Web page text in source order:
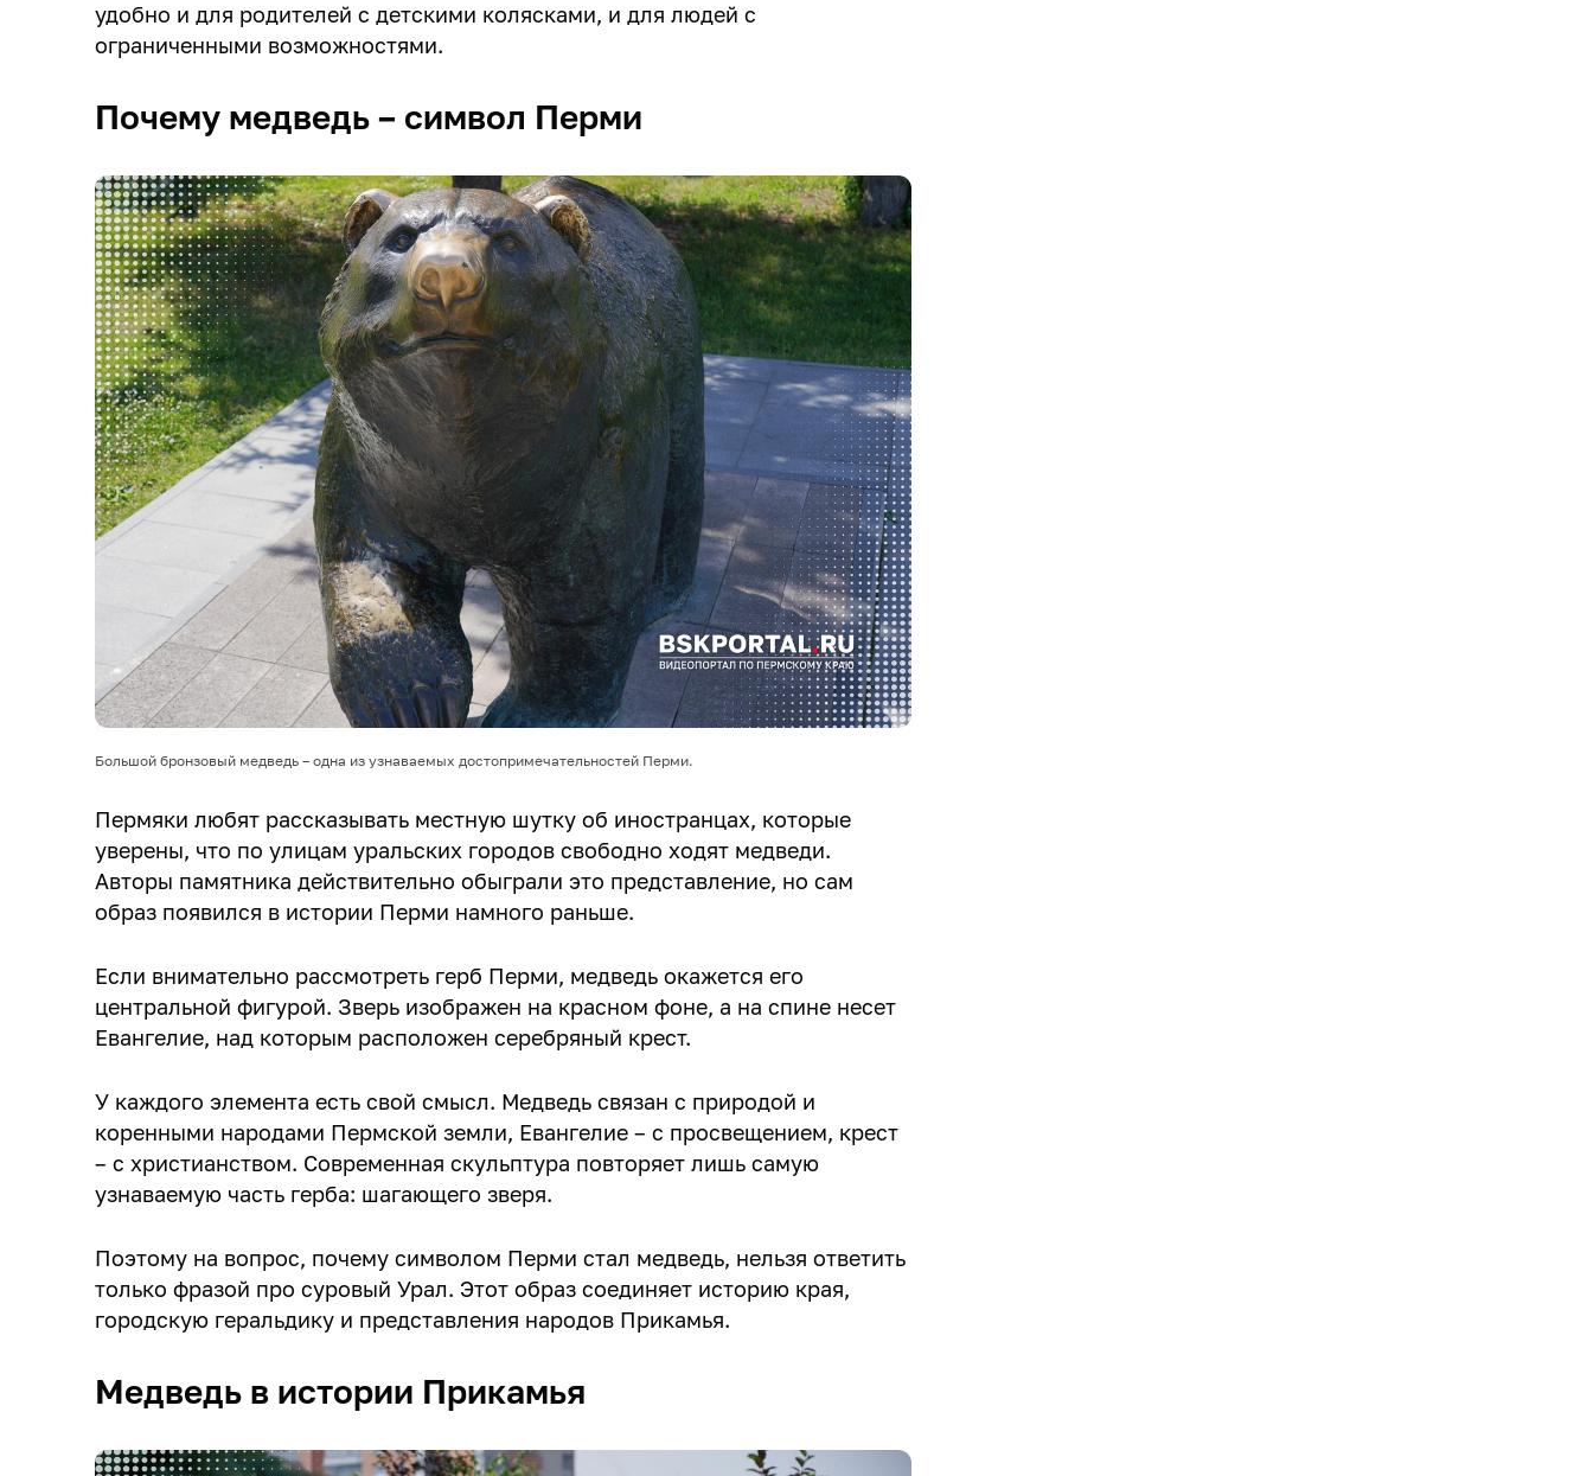
удобно и для родителей с детскими колясками, и для людей с
ограниченными возможностями.
Почему медведь – символ Перми
Большой бронзовый медведь – одна из узнаваемых достопримечательностей Перми.
Пермяки любят рассказывать местную шутку об иностранцах, которые
уверены, что по улицам уральских городов свободно ходят медведи.
Авторы памятника действительно обыграли это представление, но сам
образ появился в истории Перми намного раньше.
Если внимательно рассмотреть герб Перми, медведь окажется его
центральной фигурой. Зверь изображен на красном фоне, а на спине несет
Евангелие, над которым расположен серебряный крест.
У каждого элемента есть свой смысл. Медведь связан с природой и
коренными народами Пермской земли, Евангелие – с просвещением, крест
– с христианством. Современная скульптура повторяет лишь самую
узнаваемую часть герба: шагающего зверя.
Поэтому на вопрос, почему символом Перми стал медведь, нельзя ответить
только фразой про суровый Урал. Этот образ соединяет историю края,
городскую геральдику и представления народов Прикамья.
Медведь в истории Прикамья